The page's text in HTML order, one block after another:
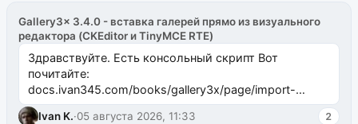
Gallery3x 3.4.0 - вставка галерей прямо из визуального
редактора (CKEditor и TinyMCE RTE)
Здравствуйте. Есть консольный скрипт Вот
почитайте:
docs.ivan345.com/books/gallery3x/page/import-
ms2galleryphp
Ivan K.·05 августа 2026, 11:33 2